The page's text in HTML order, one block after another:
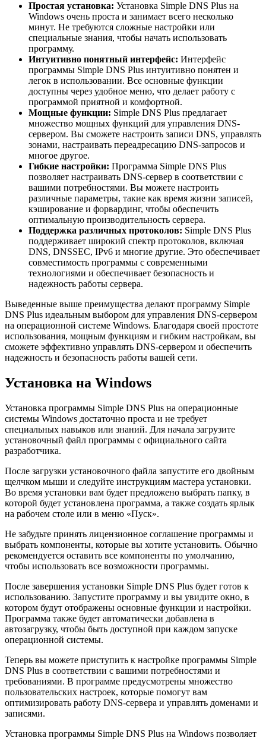
Простая установка: Установка Simple DNS Plus на
Windows очень проста и занимает всего несколько
минут. Не требуются сложные настройки или
специальные знания, чтобы начать использовать
программу.
Интуитивно понятный интерфейс: Интерфейс
программы Simple DNS Plus интуитивно понятен и
легок в использовании. Все основные функции
доступны через удобное меню, что делает работу с
программой приятной и комфортной.
Мощные функции: Simple DNS Plus предлагает
множество мощных функций для управления DNS-
сервером. Вы сможете настроить записи DNS, управлять
зонами, настраивать переадресацию DNS-запросов и
многое другое.
Гибкие настройки: Программа Simple DNS Plus
позволяет настраивать DNS-сервер в соответствии с
вашими потребностями. Вы можете настроить
различные параметры, такие как время жизни записей,
кэширование и форвардинг, чтобы обеспечить
оптимальную производительность сервера.
Поддержка различных протоколов: Simple DNS Plus
поддерживает широкий спектр протоколов, включая
DNS, DNSSEC, IPv6 и многие другие. Это обеспечивает
совместимость программы с современными
технологиями и обеспечивает безопасность и
надежность работы сервера.
Выведенные выше преимущества делают программу Simple
DNS Plus идеальным выбором для управления DNS-сервером
на операционной системе Windows. Благодаря своей простоте
использования, мощным функциям и гибким настройкам, вы
сможете эффективно управлять DNS-сервером и обеспечить
надежность и безопасность работы вашей сети.
Установка на Windows
Установка программы Simple DNS Plus на операционные
системы Windows достаточно проста и не требует
специальных навыков или знаний. Для начала загрузите
установочный файл программы с официального сайта
разработчика.
После загрузки установочного файла запустите его двойным
щелчком мыши и следуйте инструкциям мастера установки.
Во время установки вам будет предложено выбрать папку, в
которой будет установлена программа, а также создать ярлык
на рабочем столе или в меню «Пуск».
Не забудьте принять лицензионное соглашение программы и
выбрать компоненты, которые вы хотите установить. Обычно
рекомендуется оставить все компоненты по умолчанию,
чтобы использовать все возможности программы.
После завершения установки Simple DNS Plus будет готов к
использованию. Запустите программу и вы увидите окно, в
котором будут отображены основные функции и настройки.
Программа также будет автоматически добавлена в
автозагрузку, чтобы быть доступной при каждом запуске
операционной системы.
Теперь вы можете приступить к настройке программы Simple
DNS Plus в соответствии с вашими потребностями и
требованиями. В программе предусмотрены множество
пользовательских настроек, которые помогут вам
оптимизировать работу DNS-сервера и управлять доменами и
записями.
Установка программы Simple DNS Plus на Windows позволяет